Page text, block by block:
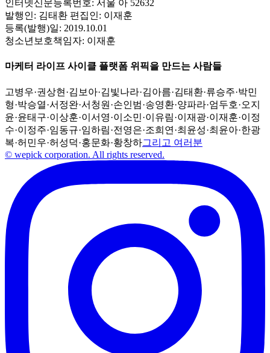
인터넷신문등록번호: 서울 아 52632
발행인: 김태환 편집인: 이재훈
등록(발행)일: 2019.10.01
청소년보호책임자: 이재훈
마케터 라이프 사이클 플랫폼 위픽을 만드는 사람들
고병우·권상현 ·김보아·김빛나라·김아름·김태환·류승주·박민
형·박승열·서정완·서청원 ·손인범·송영환·양파라·엄두호·오지
윤·윤태구·이상훈·이서영·이소민·이유림·이재광·이재훈·이정
수·이정주·임동규·임하림·전영은·조희연 ·최윤성·최윤아·한광
복·허민우·허성덕·홍문화·황창하그리고 여러분
© wepick corporation. All rights reserved.